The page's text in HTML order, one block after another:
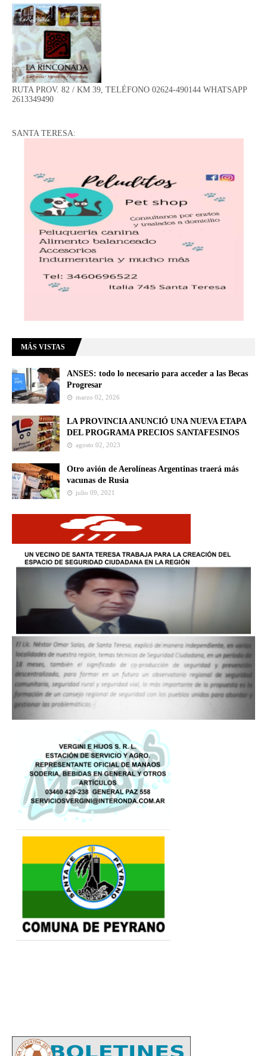
RUTA PROV. 82 / KM 39, TELÉFONO 02624-490144 WHATSAPP
2613349490
SANTA TERESA:
MÁS VISTAS
ANSES: todo lo necesario para acceder a las Becas
Progresar
marzo 02, 2026
LA PROVINCIA ANUNCIÓ UNA NUEVA ETAPA
DEL PROGRAMA PRECIOS SANTAFESINOS
agosto 02, 2023
Otro avión de Aerolíneas Argentinas traerá más
vacunas de Rusia
julio 09, 2021